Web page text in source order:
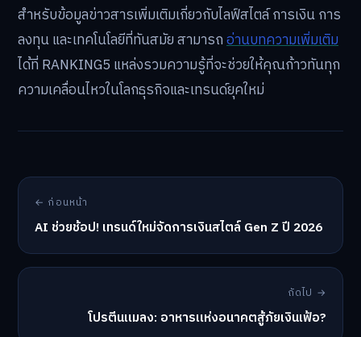
สำหรับข้อมูลข่าวสารเพิ่มเติมเกี่ยวกับไลฟ์สไตล์ การเงิน การ
ลงทุน และเทคโนโลยีที่ทันสมัย สามารถอ่านบทความเพิ่มเติม
ได้ที่ RANKING5 แหล่งรวมความรู้ที่จะช่วยให้คุณก้าวทันทุก
ความเคลื่อนไหวในโลกธุรกิจและเทรนด์ยุคใหม่
← ก่อนหน้า
AI ช่วยช้อป! เทรนด์ใหม่จัดการเงินสไตล์ Gen Z ปี 2026
ถัดไป →
โปรตีนแมลง: อาหารแห่งอนาคตสู้ภัยเงินเฟ้อ?